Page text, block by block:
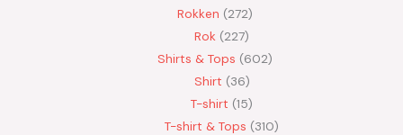
Rokken 272
Rok 227
Shirts & Tops 602
Shirt 36
T-shirt 15
T-shirt & Tops 310